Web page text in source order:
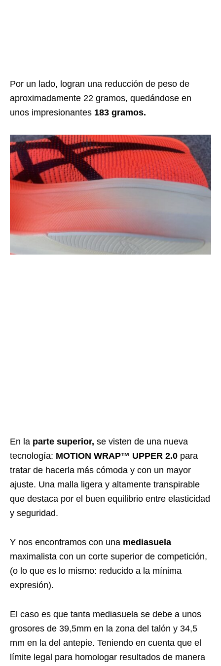
Por un lado, logran una reducción de peso de
aproximadamente 22 gramos, quedándose en
unos impresionantes 183 gramos.
En la parte superior, se visten de una nueva
tecnología: MOTION WRAP™ UPPER 2.0 para
tratar de hacerla más cómoda y con un mayor
ajuste. Una malla ligera y altamente transpirable
que destaca por el buen equilibrio entre elasticidad
y seguridad.
Y nos encontramos con una mediasuela
maximalista con un corte superior de competición,
(o lo que es lo mismo: reducido a la mínima
expresión).
El caso es que tanta mediasuela se debe a unos
grosores de 39,5mm en la zona del talón y 34,5
mm en la del antepie. Teniendo en cuenta que el
límite legal para homologar resultados de manera